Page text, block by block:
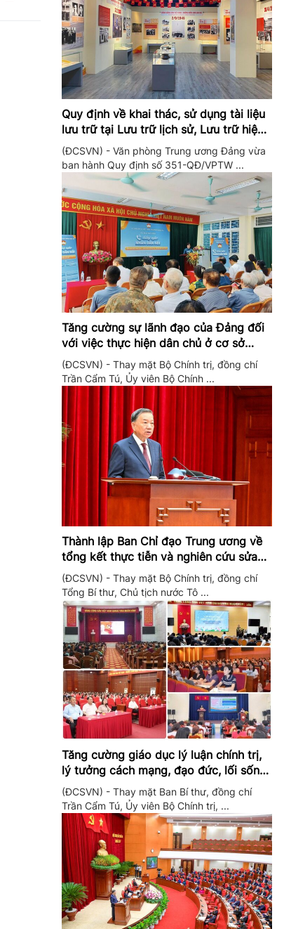
Quy định về khai thác, sử dụng tài liệu
lưu trữ tại Lưu trữ lịch sử, Lưu trữ hiện
hành của Trung ương Đảng và Văn
phòng Trung ương Đảng
(ĐCSVN) - Văn phòng Trung ương Đảng vừa
ban hành Quy định số 351-QĐ/VPTW ...
Tăng cường sự lãnh đạo của Đảng đối
với việc thực hiện dân chủ ở cơ sở
trong giai đoạn mới
(ĐCSVN) - Thay mặt Bộ Chính trị, đồng chí
Trần Cẩm Tú, Ủy viên Bộ Chính ...
Thành lập Ban Chỉ đạo Trung ương về
tổng kết thực tiễn và nghiên cứu sửa
đổi, bổ sung Điều lệ Đảng
(ĐCSVN) - Thay mặt Bộ Chính trị, đồng chí
Tổng Bí thư, Chủ tịch nước Tô ...
Tăng cường giáo dục lý luận chính trị,
lý tưởng cách mạng, đạo đức, lối sống,
ý thức công dân trong hệ thống giáo
dục quốc dân
(ĐCSVN) - Thay mặt Ban Bí thư, đồng chí
Trần Cẩm Tú, Ủy viên Bộ Chính trị, ...